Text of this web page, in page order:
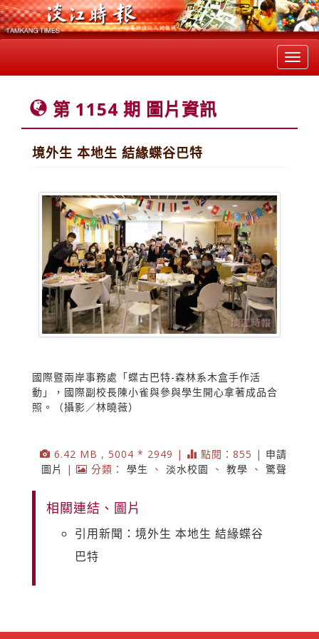
第 1154 期 圖片資訊
境外生 本地生 結緣蝶谷巴特
國際暨兩岸事務處「蝶古巴特-森林系木盒手作活
動」，國際副校長陳小雀與參與學生開心拿著成品合
照。（攝影／林曉薇）
6.42 MB , 5004 * 2949 | 點閱：855 | 申請
圖片
| 分類： 學生 、 淡水校園 、 教學 、 驚聲
相關連結、圖片
引用新聞：境外生 本地生 結緣蝶谷
巴特